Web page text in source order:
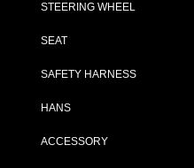
STEERING WHEEL
SEAT
SAFETY HARNESS
HANS
ACCESSORY